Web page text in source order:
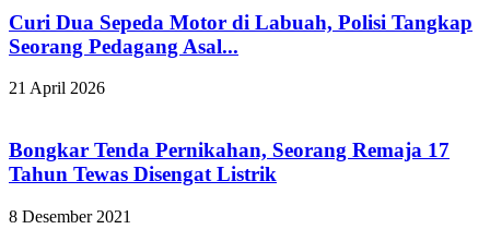
Curi Dua Sepeda Motor di Labuah, Polisi Tangkap
Seorang Pedagang Asal...
21 April 2026
Bongkar Tenda Pernikahan, Seorang Remaja 17
Tahun Tewas Disengat Listrik
8 Desember 2021